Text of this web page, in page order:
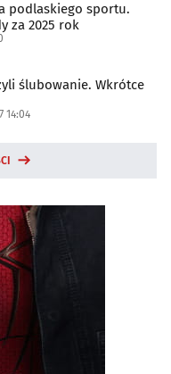
podlaskiego sportu.
za 2025 rok
ślubowanie. Wkrótce
14:04